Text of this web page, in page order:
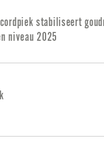
stabiliseert
niveau 2025